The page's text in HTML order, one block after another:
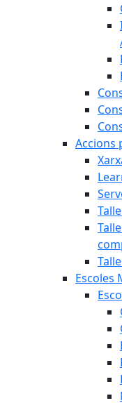
Accions
Escoles